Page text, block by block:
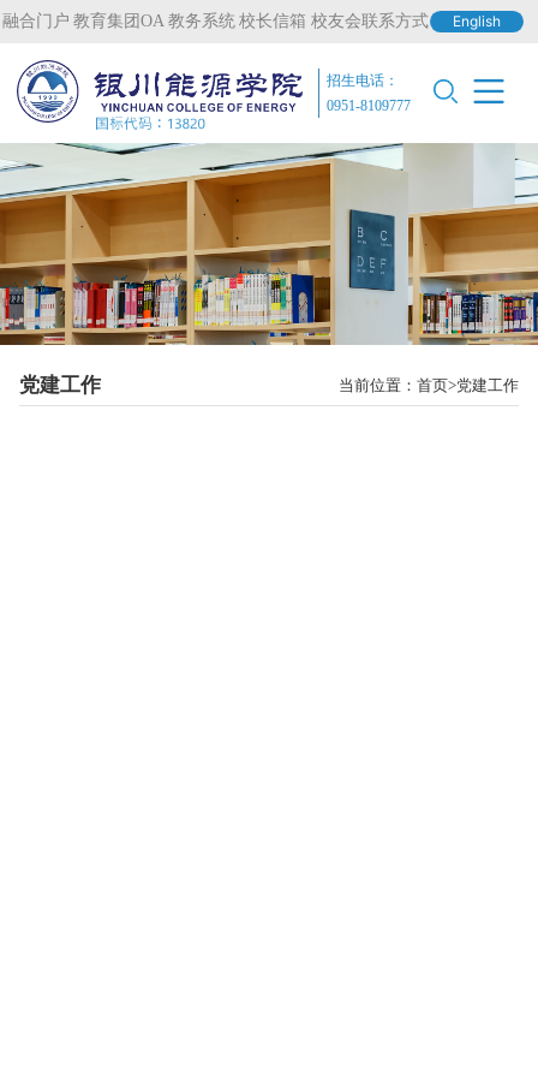
融合门户 教育集团OA 教务系统 校长信箱 校友会联系方式 English
招生电话：
0951-8109777
党建工作 当前位置：首页 党建工作